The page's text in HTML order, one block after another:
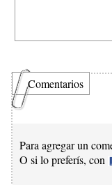
Comentarios
Para agregar un
O si lo preferís, con